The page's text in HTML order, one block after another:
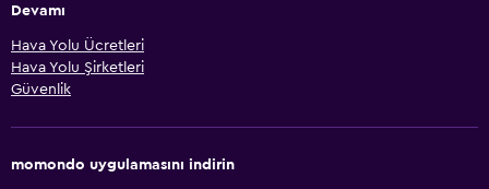
Devamı
Hava Yolu Ücretleri
Hava Yolu Şirketleri
Güvenlik
momondo uygulamasını indirin